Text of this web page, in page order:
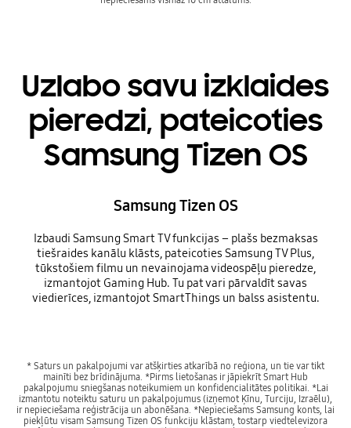
Uzlabo savu izklaides
pieredzi, pateicoties
Samsung Tizen OS
Samsung Tizen OS
Izbaudi Samsung Smart TV funkcijas – plašs bezmaksas
tiešraides kanālu klāsts, pateicoties Samsung TV Plus,
tūkstošiem filmu un nevainojama videospēļu pieredze,
izmantojot Gaming Hub. Tu pat vari pārvaldīt savas
viedierīces, izmantojot SmartThings un balss asistentu.
* Saturs un pakalpojumi var atšķirties atkarībā no reģiona, un tie var tikt
mainīti bez brīdinājuma. *Pirms lietošanas ir jāpiekrīt Smart Hub
pakalpojumu sniegšanas noteikumiem un konfidencialitātes politikai. *Lai
izmantotu noteiktu saturu un pakalpojumus (izņemot Ķīnu, Turciju, Izraēlu),
ir nepieciešama reģistrācija un abonēšana. *Nepieciešams Samsung konts, lai
piekļūtu visam Samsung Tizen OS funkciju klāstam, tostarp viedtelevizora